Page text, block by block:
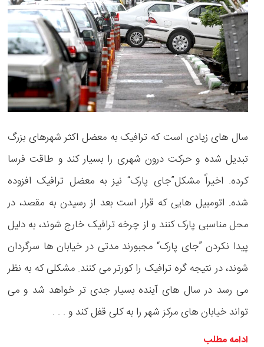
سال های زیادی است که ترافیک به معضل اکثر شهرهای بزرگ
تبدیل شده و حرکت درون شهری را بسیار کند و طاقت فرسا
کرده. اخیراً مشکل”جای پارک“ نیز به معضل ترافیک افزوده
شده. اتومبیل هایی که قرار است بعد از رسیدن به مقصد، در
محل مناسبی پارک کنند و از چرخه ترافیک خارج شوند، به دلیل
پیدا نکردن ”جای پارک“ مجبورند مدتی در خیابان ها سرگردان
شوند، در نتیجه گره ترافیک را کورتر می کنند. مشکلی که به نظر
می رسد در سال های آینده بسیار جدی تر خواهد شد و می
تواند خیابان های مرکز شهر را به کلی قفل کند و . . .
ادامه مطلب